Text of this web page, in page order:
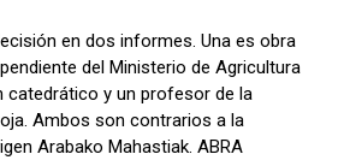
en dos informes. Una es obra
del Ministerio de Agricultura
catedrático y un profesor de la
Ambos son contrarios a la
Arabako Mahastiak. ABRA